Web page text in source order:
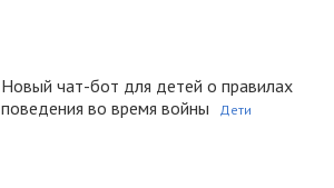
Новый чат-бот для детей о правилах
поведения во время войны
Дети